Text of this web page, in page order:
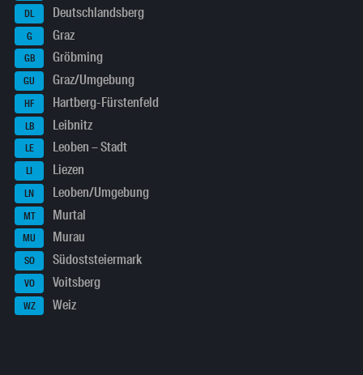
DL Deutschlandsberg
G Graz
GB Gröbming
GU Graz/Umgebung
HF Hartberg-Fürstenfeld
LB Leibnitz
LE Leoben – Stadt
LI Liezen
LN Leoben/Umgebung
MT Murtal
MU Murau
SO Südoststeiermark
VO Voitsberg
WZ Weiz